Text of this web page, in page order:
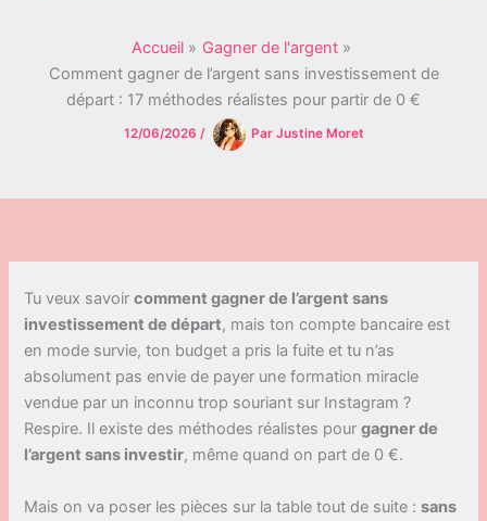
Accueil
Gagner de l'argent
Comment gagner de l’argent sans investissement de
départ : 17 méthodes réalistes pour partir de 0 €
12/06/2026 / Par Justine Moret
Tu veux savoircomment gagner de l’argent sans
investissement de départ, mais ton compte bancaire est
en mode survie, ton budget a pris la fuite et tu n’as
absolument pas envie de payer une formation miracle
vendue par un inconnu trop souriant sur Instagram ?
Respire. Il existe des méthodes réalistes pourgagner de
l’argent sans investir, même quand on part de 0 €.
Mais on va poser les pièces sur la table tout de suite :sans